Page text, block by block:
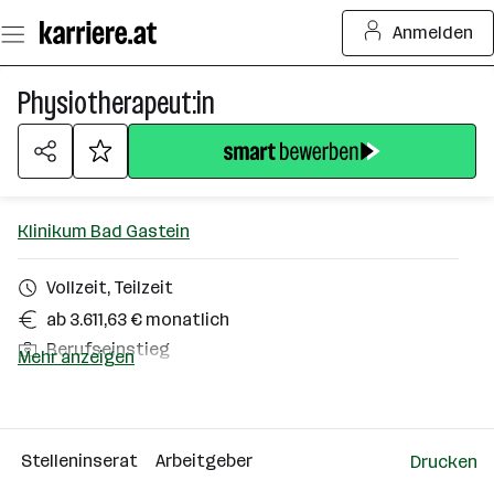
Seiteninhalt
springen
Anmelden
Physiotherapeut:in
Klinikum Bad Gastein
Vollzeit, Teilzeit
ab 3.611,63 € monatlich
Berufseinstieg
Über das Unternehmen
Mehr anzeigen
Stelleninserat Arbeitgeber Drucken